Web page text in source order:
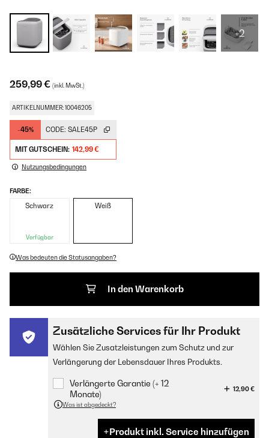
+2
259,99 € (inkl. MwSt.)
ARTIKELNUMMER: 10046205
-45% CODE: SALE45P
MIT GUTSCHEIN: 142,99 €
Nutzungsbedingungen
FARBE:
Schwarz
Verfügbar
Weiß
Was bedeuten die Statusangaben?
In den Warenkorb
Zusätzliche Services für Ihr Produkt
Wählen Sie Zusatzleistungen zum Schutz und zur
Verlängerung der Lebensdauer Ihres Produkts.
Verlängerte Garantie (+ 12
Monate)
12,90 €
Was ist abgedeckt?
Produkt inkl. Service hinzufügen